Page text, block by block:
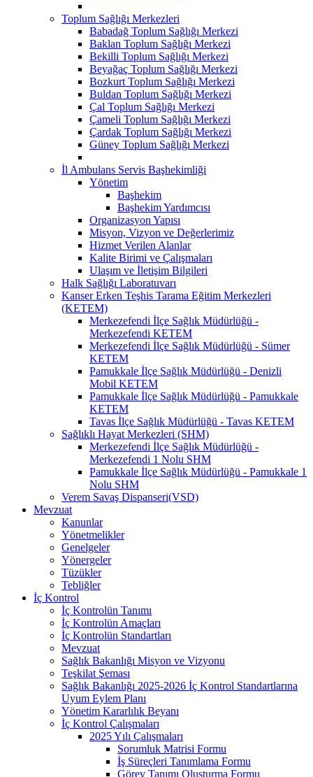
Toplum Sağlığı Merkezleri
Babadağ Toplum Sağlığı Merkezi
Baklan Toplum Sağlığı Merkezi
Bekilli Toplum Sağlığı Merkezi
Beyağaç Toplum Sağlığı Merkezi
Bozkurt Toplum Sağlığı Merkezi
Buldan Toplum Sağlığı Merkezi
Çal Toplum Sağlığı Merkezi
Çameli Toplum Sağlığı Merkezi
Çardak Toplum Sağlığı Merkezi
Güney Toplum Sağlığı Merkezi
İl Ambulans Servis Başhekimliği
Yönetim
Başhekim
Başhekim Yardımcısı
Organizasyon Yapısı
Misyon, Vizyon ve Değerlerimiz
Hizmet Verilen Alanlar
Kalite Birimi ve Çalışmaları
Ulaşım ve İletişim Bilgileri
Halk Sağlığı Laboratuvarı
Kanser Erken Teşhis Tarama Eğitim Merkezleri
(KETEM)
Merkezefendi İlçe Sağlık Müdürlüğü -
Merkezefendi KETEM
Merkezefendi İlçe Sağlık Müdürlüğü - Sümer
KETEM
Pamukkale İlçe Sağlık Müdürlüğü - Denizli
Mobil KETEM
Pamukkale İlçe Sağlık Müdürlüğü - Pamukkale
KETEM
Tavas İlçe Sağlık Müdürlüğü - Tavas KETEM
Sağlıklı Hayat Merkezleri (SHM)
Merkezefendi İlçe Sağlık Müdürlüğü -
Merkezefendi 1 Nolu SHM
Pamukkale İlçe Sağlık Müdürlüğü - Pamukkale 1
Nolu SHM
Verem Savaş Dispanseri(VSD)
Mevzuat
Kanunlar
Yönetmelikler
Genelgeler
Yönergeler
Tüzükler
Tebliğler
İç Kontrol
İç Kontrolün Tanımı
İç Kontrolün Amaçları
İç Kontrolün Standartları
Mevzuat
Sağlık Bakanlığı Misyon ve Vizyonu
Teşkilat Şeması
Sağlık Bakanlığı 2025-2026 İç Kontrol Standartlarına
Uyum Eylem Planı
Yönetim Kararlılık Beyanı
İç Kontrol Çalışmaları
2025 Yılı Çalışmaları
Sorumluk Matrisi Formu
İş Süreçleri Tanımlama Formu
Görev Tanımı Oluşturma Formu